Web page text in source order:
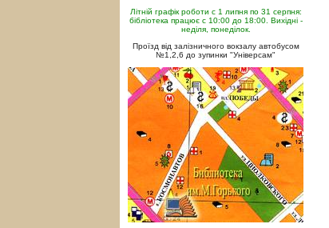
Літній графік роботи с 1 липня по 31 серпня:
бібліотека працює с 10:00 до 18:00. Вихідні -
неділя, понеділок.
Проїзд від залізничного вокзалу автобусом
№1,2,6 до зупинки "Універсам"